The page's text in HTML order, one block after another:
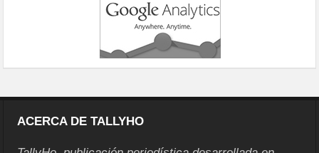
ACERCA DE TALLYHO